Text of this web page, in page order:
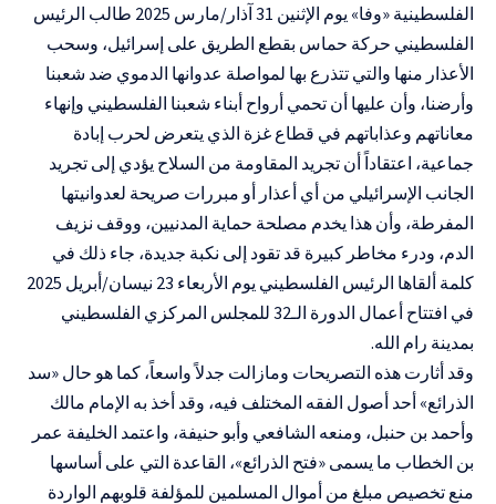
الفلسطينية «وفا»
يوم الإثنين 31 آذار/مارس 2025 طالب الرئيس
الفلسطيني حركة حماس بقطع الطريق على إسرائيل، وسحب
الأعذار منها والتي تتذرع بها لمواصلة عدوانها الدموي ضد شعبنا
وأرضنا، وأن عليها أن تحمي أرواح أبناء شعبنا الفلسطيني وإنهاء
معاناتهم وعذاباتهم في قطاع غزة الذي يتعرض لحرب إبادة
جماعية، اعتقاداً أن تجريد المقاومة من السلاح يؤدي إلى تجريد
الجانب الإسرائيلي من أي أعذار أو مبررات صريحة لعدوانيتها
المفرطة، وأن هذا يخدم مصلحة حماية المدنيين، ووقف نزيف
الدم، ودرء مخاطر كبيرة قد تقود إلى نكبة جديدة، جاء ذلك في
كلمة ألقاها الرئيس الفلسطيني يوم
الأربعاء 23 نيسان/أبريل 2025
في افتتاح أعمال الدورة الـ32 للمجلس المركزي الفلسطيني
بمدينة رام الله.
وقد أثارت هذه التصريحات ومازالت جدلاً واسعاً، كما هو حال «سد
الذرائع» أحد أصول الفقه المختلف فيه، وقد أخذ به الإمام مالك
وأحمد بن حنبل، ومنعه الشافعي وأبو حنيفة، واعتمد الخليفة عمر
بن الخطاب ما يسمى «فتح الذرائع»، القاعدة التي على أساسها
منع تخصيص مبلغ من أموال المسلمين للمؤلفة قلوبهم الواردة